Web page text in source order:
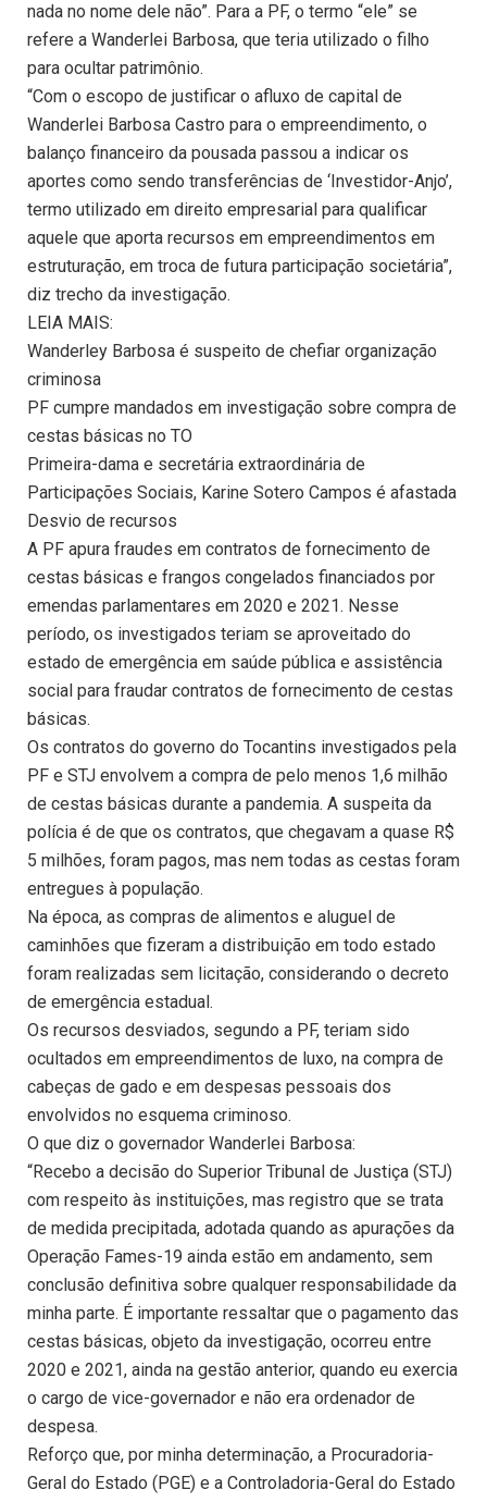
nada no nome dele não”. Para a PF, o termo “ele” se
refere a Wanderlei Barbosa, que teria utilizado o filho
para ocultar patrimônio.
“Com o escopo de justificar o afluxo de capital de
Wanderlei Barbosa Castro para o empreendimento, o
balanço financeiro da pousada passou a indicar os
aportes como sendo transferências de ‘Investidor-Anjo’,
termo utilizado em direito empresarial para qualificar
aquele que aporta recursos em empreendimentos em
estruturação, em troca de futura participação societária”,
diz trecho da investigação.
LEIA MAIS:
Wanderley Barbosa é suspeito de chefiar organização
criminosa
PF cumpre mandados em investigação sobre compra de
cestas básicas no TO
Primeira-dama e secretária extraordinária de
Participações Sociais, Karine Sotero Campos é afastada
Desvio de recursos
A PF apura fraudes em contratos de fornecimento de
cestas básicas e frangos congelados financiados por
emendas parlamentares em 2020 e 2021. Nesse
período, os investigados teriam se aproveitado do
estado de emergência em saúde pública e assistência
social para fraudar contratos de fornecimento de cestas
básicas.
Os contratos do governo do Tocantins investigados pela
PF e STJ envolvem a compra de pelo menos 1,6 milhão
de cestas básicas durante a pandemia. A suspeita da
polícia é de que os contratos, que chegavam a quase R$
5 milhões, foram pagos, mas nem todas as cestas foram
entregues à população.
Na época, as compras de alimentos e aluguel de
caminhões que fizeram a distribuição em todo estado
foram realizadas sem licitação, considerando o decreto
de emergência estadual.
Os recursos desviados, segundo a PF, teriam sido
ocultados em empreendimentos de luxo, na compra de
cabeças de gado e em despesas pessoais dos
envolvidos no esquema criminoso.
O que diz o governador Wanderlei Barbosa:
“Recebo a decisão do Superior Tribunal de Justiça (STJ)
com respeito às instituições, mas registro que se trata
de medida precipitada, adotada quando as apurações da
Operação Fames-19 ainda estão em andamento, sem
conclusão definitiva sobre qualquer responsabilidade da
minha parte. É importante ressaltar que o pagamento das
cestas básicas, objeto da investigação, ocorreu entre
2020 e 2021, ainda na gestão anterior, quando eu exercia
o cargo de vice-governador e não era ordenador de
despesa.
Reforço que, por minha determinação, a Procuradoria-
Geral do Estado (PGE) e a Controladoria-Geral do Estado